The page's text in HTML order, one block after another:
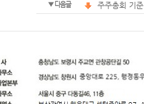
▼ 다음글 주주총회 기